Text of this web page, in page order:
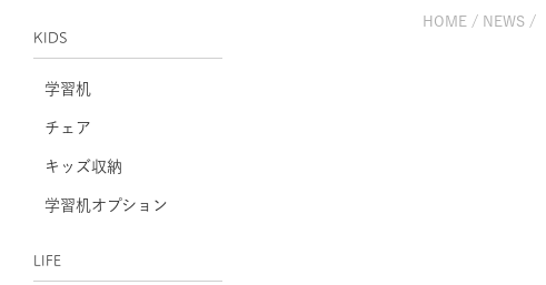
KIDS
学習机
チェア
キッズ収納
学習机オプション
LIFE
HOME NEWS